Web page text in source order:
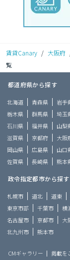
賃貸Canary / 大阪府
覧
都道府県から探す
北海道 青森県 岩手
栃木県
群馬県 埼玉
石川県
福井県 山梨
滋賀県
京都府 大阪
岡山県
広島県 山口
佐賀県
長崎県 熊本
政令指定都市から探す
札幌市 道北 道東
東京市部
千葉市 横
名古屋市
京都市 大
北九州市
熊本市
CMギャラリー 掲載を